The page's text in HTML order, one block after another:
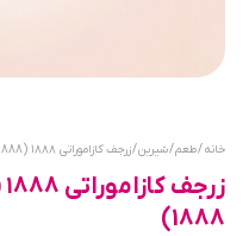
خانه/طعم/شیرین/ زرجف کازاموراتی ۱۸۸۸ (Xerjoff Casamorati 1888)
1888)